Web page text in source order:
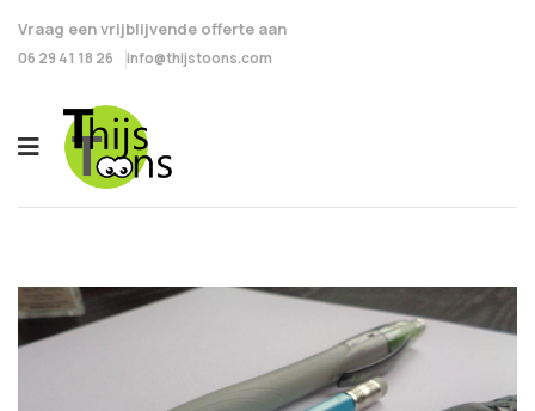
Vraag een vrijblijvende offerte aan
06 29 41 18 26 info@thijstoons.com